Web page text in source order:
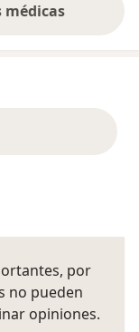
médicas
por
no pueden
opiniones.